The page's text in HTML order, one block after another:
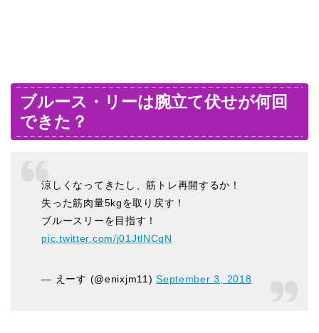
ブルース・リーは腕立て伏せが何回
できた？
涼しくなってきたし、筋トレ再開するか！
失った筋肉量5kgを取り戻す！
ブルースリーを目指す！
pic.twitter.com/j01JtlNCqN
— えーす (@enixjm11)September 3, 2018